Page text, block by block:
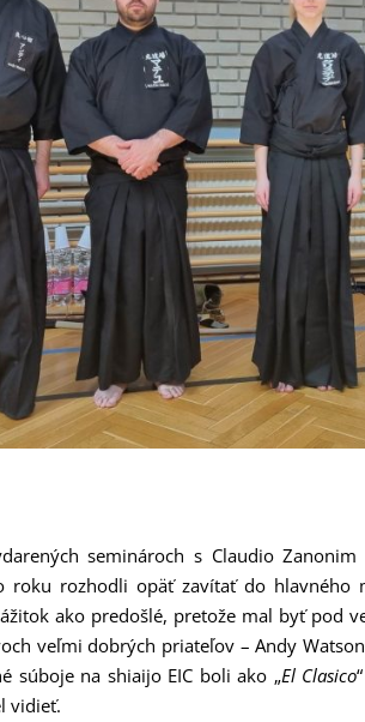
seminároch s Claudio
roku rozhodli opäť zavítať do hlavného
ako predošlé, pretože mal byť pod
veľmi dobrých priateľov – Andy
súboje na shiaijo EIC boli ako „El Clasico
vidieť.